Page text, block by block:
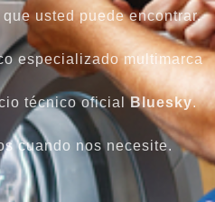
usted puede encontrar.
especializado multimarca
técnico oficialBluesky.
cuando nos necesite.